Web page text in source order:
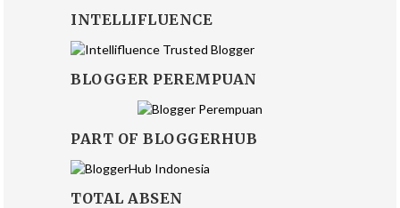
INTELLIFLUENCE
BLOGGER PEREMPUAN
PART OF BLOGGERHUB
TOTAL ABSEN